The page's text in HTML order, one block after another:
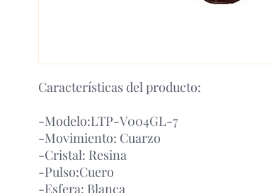
Características del producto:
-Modelo:LTP-V004GL-7
-Movimiento: Cuarzo
-Cristal: Resina
-Pulso:Cuero
-Esfera: Blanca